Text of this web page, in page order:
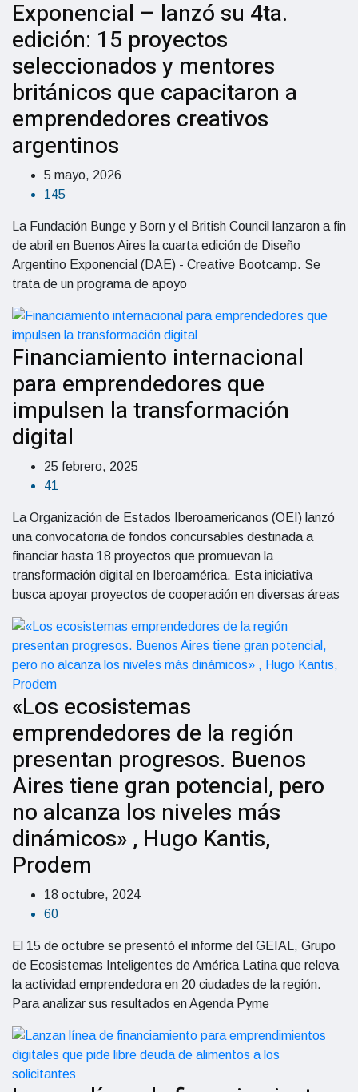
Exponencial – lanzó su 4ta.
edición: 15 proyectos
seleccionados y mentores
británicos que capacitaron a
emprendedores creativos
argentinos
5 mayo, 2026
145
La Fundación Bunge y Born y el British Council lanzaron a fin
de abril en Buenos Aires la cuarta edición de Diseño
Argentino Exponencial (DAE) - Creative Bootcamp. Se
trata de un programa de apoyo
Financiamiento internacional
para emprendedores que
impulsen la transformación
digital
25 febrero, 2025
41
La Organización de Estados Iberoamericanos (OEI) lanzó
una convocatoria de fondos concursables destinada a
financiar hasta 18 proyectos que promuevan la
transformación digital en Iberoamérica. Esta iniciativa
busca apoyar proyectos de cooperación en diversas áreas
«Los ecosistemas
emprendedores de la región
presentan progresos. Buenos
Aires tiene gran potencial, pero
no alcanza los niveles más
dinámicos» , Hugo Kantis,
Prodem
18 octubre, 2024
60
El 15 de octubre se presentó el informe del GEIAL, Grupo
de Ecosistemas Inteligentes de América Latina que releva
la actividad emprendedora en 20 ciudades de la región.
Para analizar sus resultados en Agenda Pyme